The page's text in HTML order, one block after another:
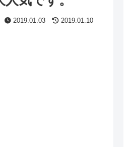
2019.01.03 2019.01.10